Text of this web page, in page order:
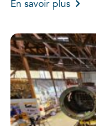
En savoir plus